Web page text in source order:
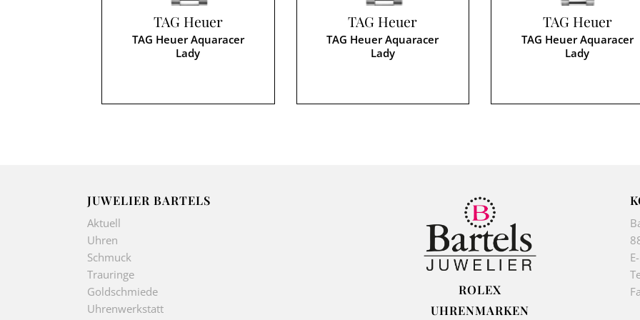
TAG Heuer
TAG Heuer Aquaracer
Lady
TAG Heuer
TAG Heuer Aquaracer
Lady
TAG Heuer
TAG Heuer Aquaracer
Lady
JUWELIER BARTELS
Aktuell
Uhren
Schmuck
Trauringe
Goldschmiede
Uhrenwerkstatt
ROLEX
UHRENMARKEN